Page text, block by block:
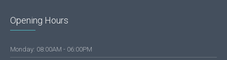
Opening Hours
Monday: 08:00AM - 06:00PM